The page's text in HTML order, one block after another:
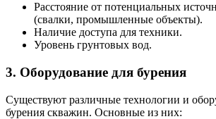
Расстояние от потенциальных
(свалки, промышленные объекты).
Наличие доступа для техники.
Уровень грунтовых вод.
3. Оборудование для бурения
Существуют различные технологии и
бурения скважин. Основные из них: